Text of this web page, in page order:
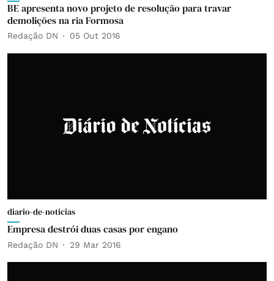
BE apresenta novo projeto de resolução para travar
demolições na ria Formosa
Redação DN 05 Out 2016
diario-de-noticias
Empresa destrói duas casas por engano
Redação DN 29 Mar 2016